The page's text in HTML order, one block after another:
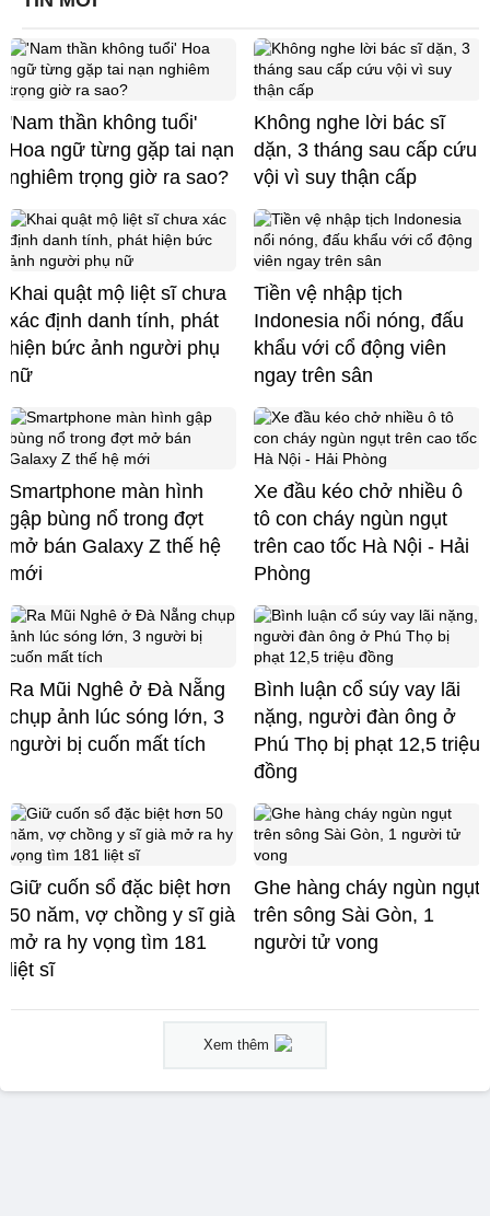
'Nam thần không tuổi'
Hoa ngữ từng gặp tai nạn
nghiêm trọng giờ ra sao?
Không nghe lời bác sĩ
dặn, 3 tháng sau cấp cứu
vội vì suy thận cấp
Khai quật mộ liệt sĩ chưa
xác định danh tính, phát
hiện bức ảnh người phụ
nữ
Tiền vệ nhập tịch
Indonesia nổi nóng, đấu
khẩu với cổ động viên
ngay trên sân
Smartphone màn hình
gập bùng nổ trong đợt
mở bán Galaxy Z thế hệ
mới
Xe đầu kéo chở nhiều ô
tô con cháy ngùn ngụt
trên cao tốc Hà Nội - Hải
Phòng
Ra Mũi Nghê ở Đà Nẵng
chụp ảnh lúc sóng lớn, 3
người bị cuốn mất tích
Bình luận cổ súy vay lãi
nặng, người đàn ông ở
Phú Thọ bị phạt 12,5 triệu
đồng
Giữ cuốn sổ đặc biệt hơn
50 năm, vợ chồng y sĩ già
mở ra hy vọng tìm 181
liệt sĩ
Ghe hàng cháy ngùn ngụt
trên sông Sài Gòn, 1
người tử vong
Xem thêm